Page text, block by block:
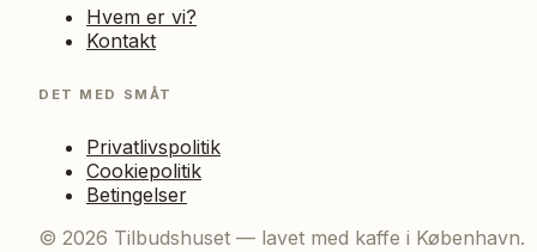
Hvem er vi?
Kontakt
DET MED SMÅT
Privatlivspolitik
Cookiepolitik
Betingelser
© 2026 Tilbudshuset — lavet med kaffe i København.